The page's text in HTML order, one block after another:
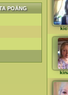
POÄNG